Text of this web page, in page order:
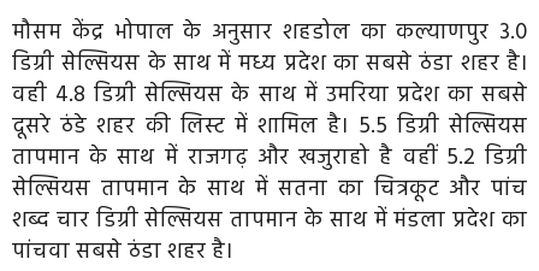
मौसम केंद्र भोपाल के अनुसार शहडोल का कल्याणपुर 3.0
डिग्री सेल्सियस के साथ में मध्य प्रदेश का सबसे ठंडा शहर है।
वही 4.8 डिग्री सेल्सियस के साथ में उमरिया प्रदेश का सबसे
दूसरे ठंडे शहर की लिस्ट में शामिल है। 5.5 डिग्री सेल्सियस
तापमान के साथ में राजगढ़ और खजुराहो है वहीं 5.2 डिग्री
सेल्सियस तापमान के साथ में सतना का चित्रकूट और पांच
शब्द चार डिग्री सेल्सियस तापमान के साथ में मंडला प्रदेश का
पांचवा सबसे ठंडा शहर है।